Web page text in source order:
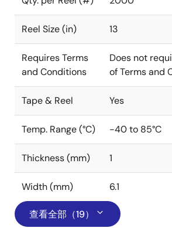
Reel Size (in) 13
Requires Terms
and Conditions
Does not
of Terms and
Tape & Reel Yes
Temp. Range (°C) -40 to 85°C
Thickness (mm) 1
Width (mm) 6.1
查看全部（19）